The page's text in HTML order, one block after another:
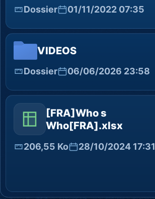
Dossier 01/11/2022 07:35
VIDEOS
Dossier 06/06/2026 23:58
[FRA]Who s
Who[FRA].xlsx
206,55 Ko 28/10/2024 17:31